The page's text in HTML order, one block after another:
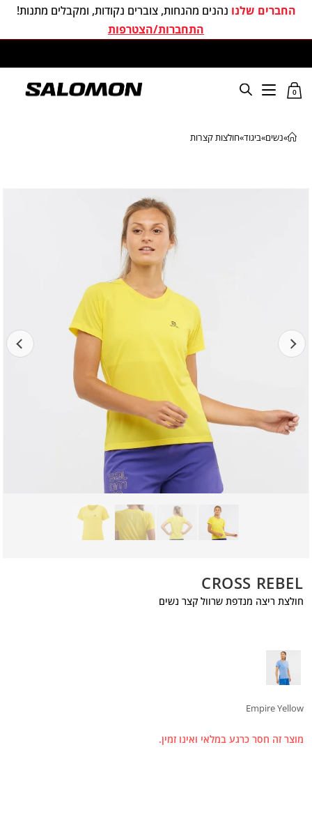
החברים שלנו נהנים מהנחות, צוברים נקודות, ומקבלים מתנות!
התחברות/הצטרפות
0
»נשים»ביגוד»חולצות קצרות
CROSS REBEL
חולצת ריצה מנדפת שרוול קצר נשים
Empire Yellow
מוצר זה חסר כרגע במלאי ואינו זמין.